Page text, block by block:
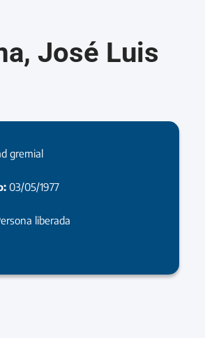
José Luis
gremial
03/05/1977
liberada